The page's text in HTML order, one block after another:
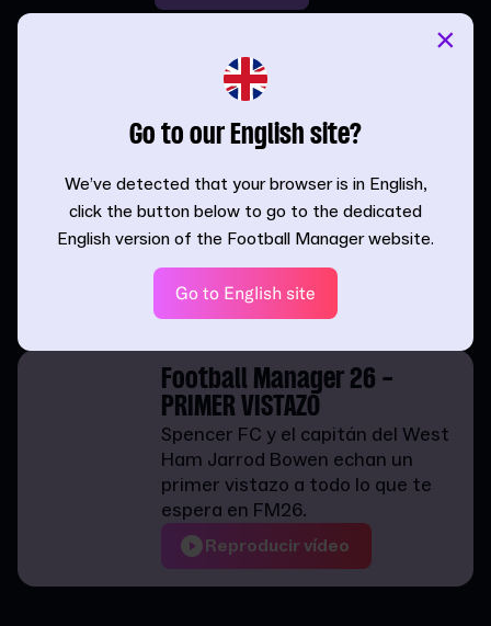
Interfaz de usuario
rediseñada
La revolucionaria IU de FM26 aporta
claridad y fluidez al servicio del
mánager moderno, con un nuevo
portal integrado como vía de
acceso al resto del mundo del
fútbol.
Más detalles
Football Manager 26 -
PRIMER VISTAZO
Spencer FC y el capitán del West
Ham Jarrod Bowen echan un
primer vistazo a todo lo que te
espera en FM26.
Reproducir vídeo
Go to our English site?
We’ve detected that your browser is in English,
click the button below to go to the dedicated
English version of the Football Manager website.
Go to English site
×